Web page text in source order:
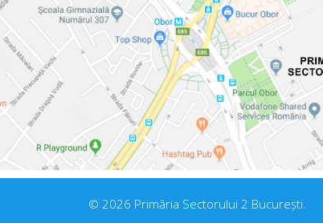
© 2026 Primăria Sectorului 2 București.